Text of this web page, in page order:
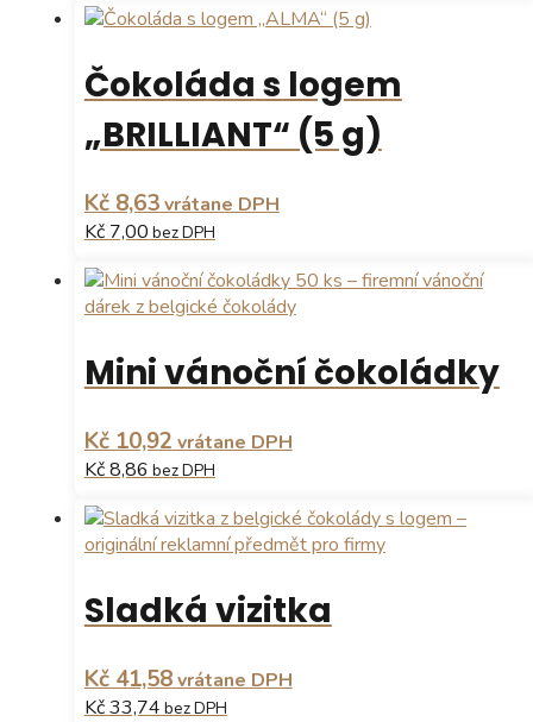
Čokoláda s logem
„BRILLIANT“ (5 g)
Kč 8,63vrátane DPH
Kč 7,00 bez DPH
Tento
produkt
má
variant.
lze
vybrat
na
stránce
produktu
Mini vánoční čokoládky
Kč 10,92 vrátane DPH
Kč 8,86 bez DPH
Sladká vizitka
Kč 41,58vrátane DPH
Kč 33,74 bez DPH